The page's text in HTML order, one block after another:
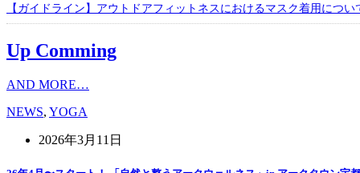
【ガイドライン】アウトドアフィットネスにおけるマスク着用につい
Up Comming
AND MORE…
NEWS, YOGA
2026年3月11日